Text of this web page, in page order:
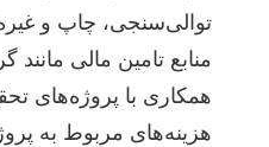
توالی‌سنجی، چاپ و غیره)
منابع تامین مالی مانند
همکاری با پروژه‌های تحقیقاتی
هزینه‌های مربوط به پروژه‌های